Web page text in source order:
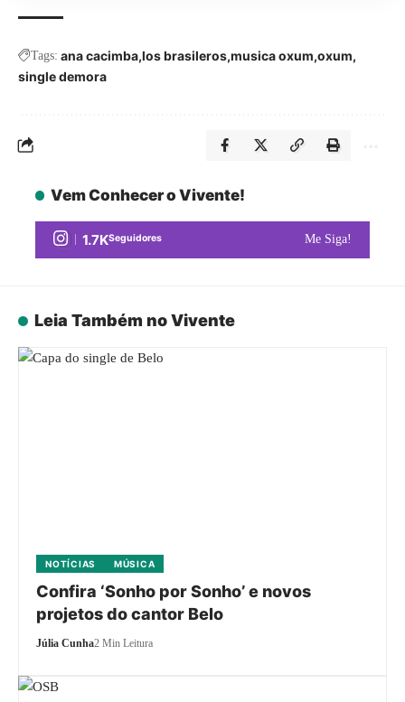
Tags: ana cacimba los brasileros musica oxum oxum
single demora
Vem Conhecer o Vivente!
1.7KSeguidores Me Siga!
Leia Também no Vivente
NOTÍCIAS MÚSICA
Confira ‘Sonho por Sonho’ e novos
projetos do cantor Belo
Júlia Cunha2 Min Leitura